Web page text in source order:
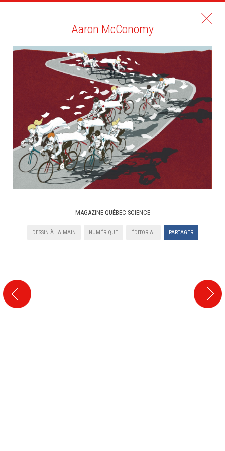
Aaron McConomy
MAGAZINE QUÉBEC SCIENCE
DESSIN À LA MAIN NUMÉRIQUE ÉDITORIAL PARTAGER